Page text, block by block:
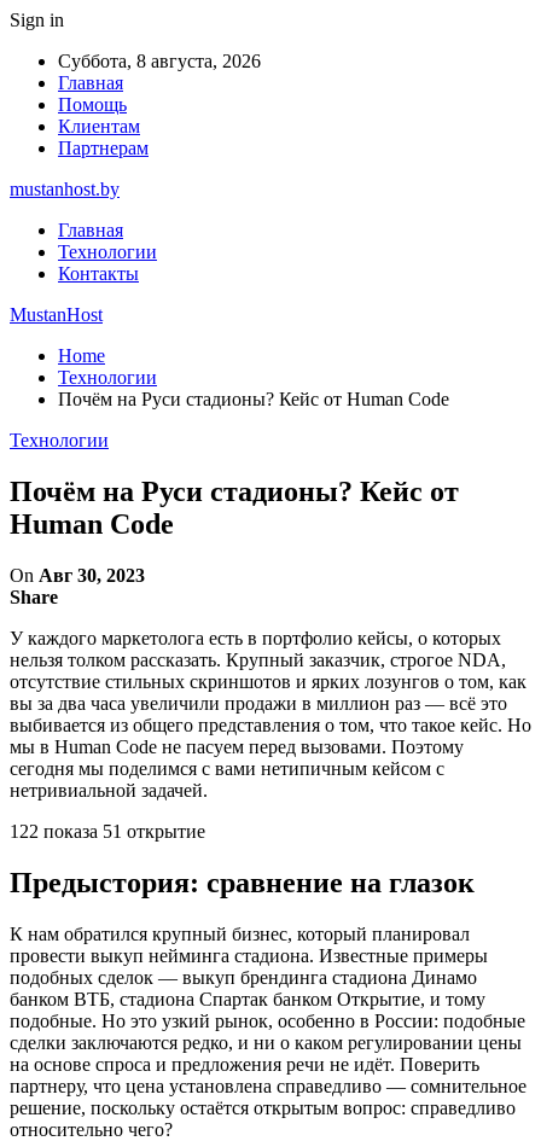
Sign in
Суббота, 8 августа, 2026
Главная
Помощь
Клиентам
Партнерам
mustanhost.by
Главная
Технологии
Контакты
MustanHost
Home
Технологии
Почём на Руси стадионы? Кейс от Human Code
Технологии
Почём на Руси стадионы? Кейс от
Human Code
On Авг 30, 2023
Share
У каждого маркетолога есть в портфолио кейсы, о которых
нельзя толком рассказать. Крупный заказчик, строгое NDA,
отсутствие стильных скриншотов и ярких лозунгов о том, как
вы за два часа увеличили продажи в миллион раз — всё это
выбивается из общего представления о том, что такое кейс. Но
мы в Human Code не пасуем перед вызовами. Поэтому
сегодня мы поделимся с вами нетипичным кейсом с
нетривиальной задачей.
122 показа 51 открытие
Предыстория: сравнение на глазок
К нам обратился крупный бизнес, который планировал
провести выкуп нейминга стадиона. Известные примеры
подобных сделок — выкуп брендинга стадиона Динамо
банком ВТБ, стадиона Спартак банком Открытие, и тому
подобные. Но это узкий рынок, особенно в России: подобные
сделки заключаются редко, и ни о каком регулировании цены
на основе спроса и предложения речи не идёт. Поверить
партнеру, что цена установлена справедливо — сомнительное
решение, поскольку остаётся открытым вопрос: справедливо
относительно чего?